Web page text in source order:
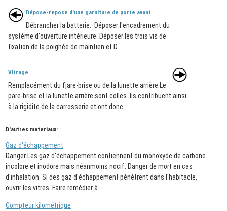
Dépose-repose d'une garniture de porte avant
Débrancher la batterie. Déposer l'encadrement du
système d'ouverture intérieure. Déposer les trois vis de
fixation de la poignée de maintien et D ...
Vitrage
Remplacément du fjare-brise ou de la lunette arrière Le
pare-brise et la lunette arrière sont colles. Iis contribuent ainsi
à la rigidite de la carrosserie et ont donc ...
D'autres materiaux:
Gaz d'échappement
Danger Les gaz d'échappement contiennent du monoxyde de carbone
incolore et inodore mais néanmoins nocif. Danger de mort en cas
d'inhalation. Si des gaz d'échappement pénètrent dans l'habitacle,
ouvrir les vitres. Faire remédier à ...
Compteur kilométrique